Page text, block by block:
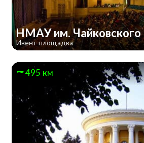
НМАУ им. Чайковского
Ивент площадка
495 км